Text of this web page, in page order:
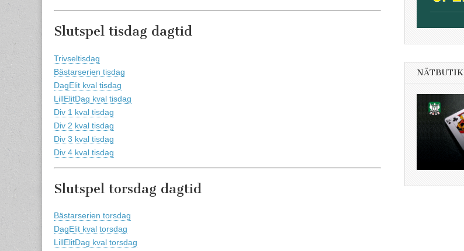
Slutspel tisdag dagtid
Trivseltisdag
Bästarserien tisdag
DagElit kval tisdag
LillElitDag kval tisdag
Div 1 kval tisdag
Div 2 kval tisdag
Div 3 kval tisdag
Div 4 kval tisdag
Slutspel torsdag dagtid
Bästarserien torsdag
DagElit kval torsdag
LillElitDag kval torsdag
NÄTBUTIK